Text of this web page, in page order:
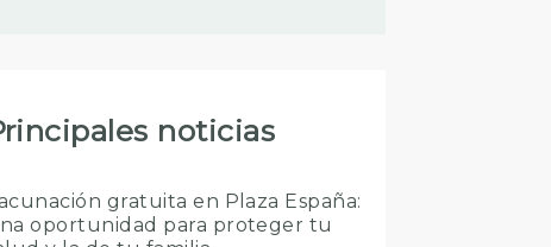
noticias
gratuita en Plaza España:
oportunidad para proteger tu